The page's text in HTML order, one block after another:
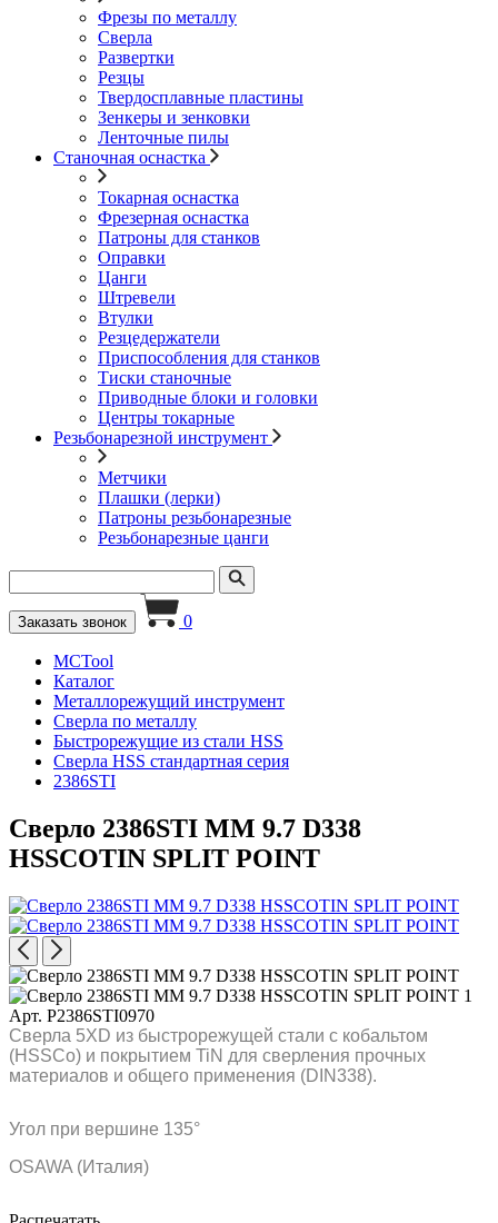
Фрезы по металлу
Сверла
Развертки
Резцы
Твердосплавные пластины
Зенкеры и зенковки
Ленточные пилы
Станочная оснастка
Токарная оснастка
Фрезерная оснастка
Патроны для станков
Оправки
Цанги
Штревели
Втулки
Резцедержатели
Приспособления для станков
Тиски станочные
Приводные блоки и головки
Центры токарные
Резьбонарезной инструмент
Метчики
Плашки (лерки)
Патроны резьбонарезные
Резьбонарезные цанги
Заказать звонок 0
MCTool
Каталог
Металлорежущий инструмент
Сверла по металлу
Быстрорежущие из стали HSS
Сверла HSS стандартная серия
2386STI
Сверло 2386STI MM 9.7 D338
HSSCOTIN SPLIT POINT
Арт. P2386STI0970
Сверла 5XD из быстрорежущей стали с кобальтом
(HSSCo) и покрытием TiN для сверления прочных
материалов и общего применения (DIN338).
Угол при вершине 135°
OSAWA (Италия)